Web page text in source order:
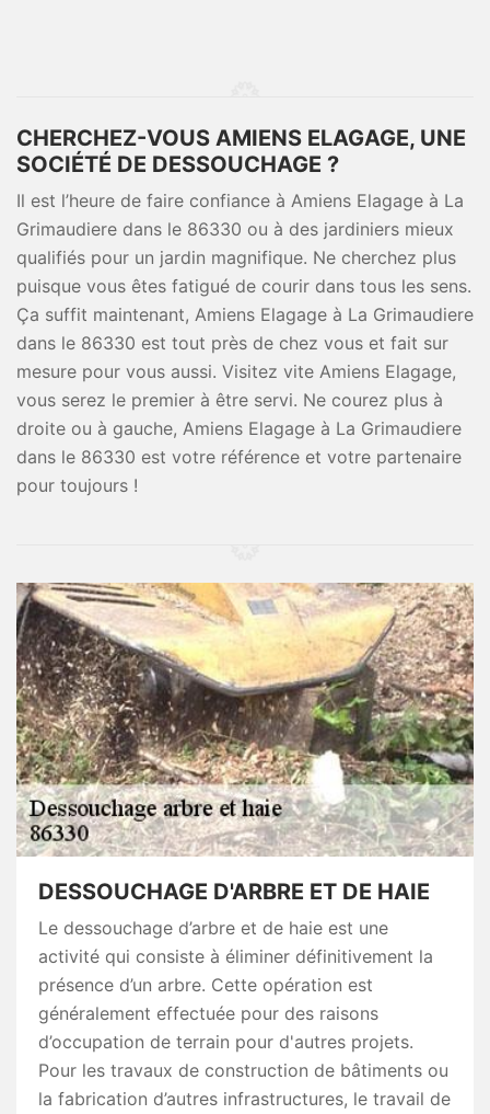
CHERCHEZ-VOUS AMIENS ELAGAGE, UNE
SOCIÉTÉ DE DESSOUCHAGE ?
Il est l’heure de faire confiance à Amiens Elagage à La
Grimaudiere dans le 86330 ou à des jardiniers mieux
qualifiés pour un jardin magnifique. Ne cherchez plus
puisque vous êtes fatigué de courir dans tous les sens.
Ça suffit maintenant, Amiens Elagage à La Grimaudiere
dans le 86330 est tout près de chez vous et fait sur
mesure pour vous aussi. Visitez vite Amiens Elagage,
vous serez le premier à être servi. Ne courez plus à
droite ou à gauche, Amiens Elagage à La Grimaudiere
dans le 86330 est votre référence et votre partenaire
pour toujours !
DESSOUCHAGE D'ARBRE ET DE HAIE
Le dessouchage d’arbre et de haie est une
activité qui consiste à éliminer définitivement la
présence d’un arbre. Cette opération est
généralement effectuée pour des raisons
d’occupation de terrain pour d'autres projets.
Pour les travaux de construction de bâtiments ou
la fabrication d’autres infrastructures, le travail de